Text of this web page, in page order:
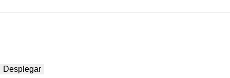
Desplegar